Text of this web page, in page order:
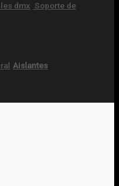
dmx Soporte de
Aislantes